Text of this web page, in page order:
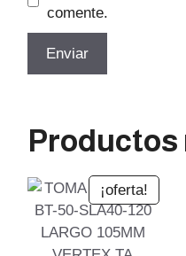
comente.
Productos
¡oferta!